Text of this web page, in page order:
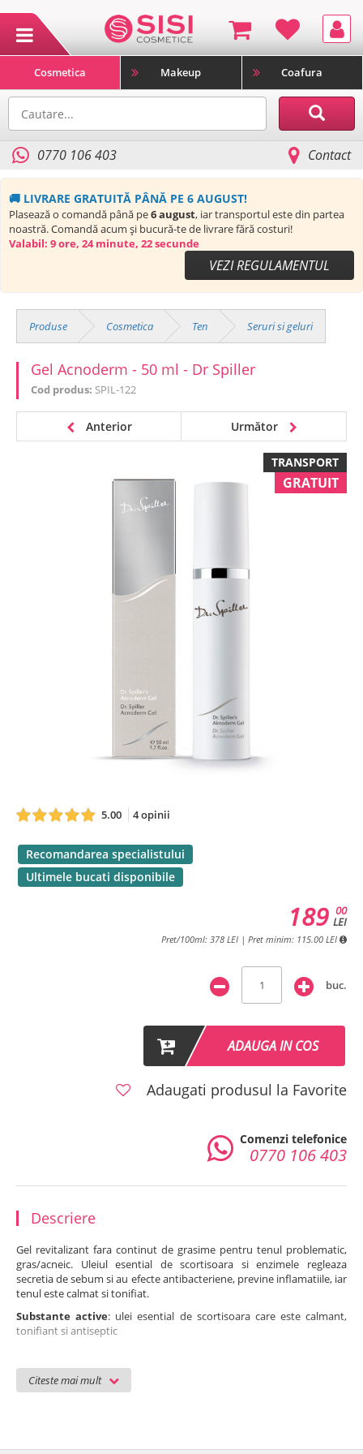
Cosmetica Makeup Coafura
0770 106 403 Contact
🚚 LIVRARE GRATUITĂ PÂNĂ PE 6 AUGUST!
Plasează o comandă până pe6 august, iar transportul este din partea
noastră. Comandă acum și bucură-te de livrare fără costuri!
Valabil: 9 ore, 24 minute, 21 secunde
VEZI REGULAMENTUL
Produse Cosmetica Ten Seruri si geluri
Gel Acnoderm - 50 ml - Dr Spiller
Cod produs: SPIL-122
Anterior Următor
TRANSPORT
GRATUIT
5.00 4 opinii
Recomandarea specialistului
Ultimele bucati disponibile
00
LEI
189
Pret/100ml: 378 LEI | Pret minim: 115.00 LEI
buc.
ADAUGA IN COS
Adaugati produsul la Favorite
Comenzi telefonice
0770 106 403
Descriere
Citeste mai mult
Gel revitalizant fara continut de grasime pentru tenul problematic,
gras/acneic. Uleiul esential de scortisoara si enzimele regleaza
secretia de sebum si au efecte antibacteriene, previne inflamatiile, iar
tenul este calmat si tonifiat.
Substante active: ulei esential de scortisoara care este calmant,
tonifiant si antiseptic
maseaza in piele pana cand este absorbit. Se poate folosi singur sau cu
o crema adecvata tipului de ten. Se poate folosi de mai multe ori pe zi.
Hydroxyethylcellulose, Capryloyl Glycine, Cinnamomum Zeylanicum